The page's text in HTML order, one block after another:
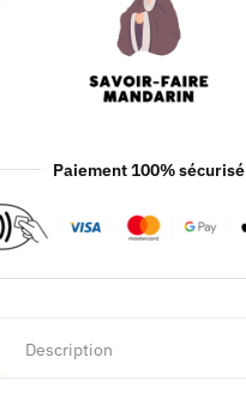
Paiement 100% sécurisé
Description